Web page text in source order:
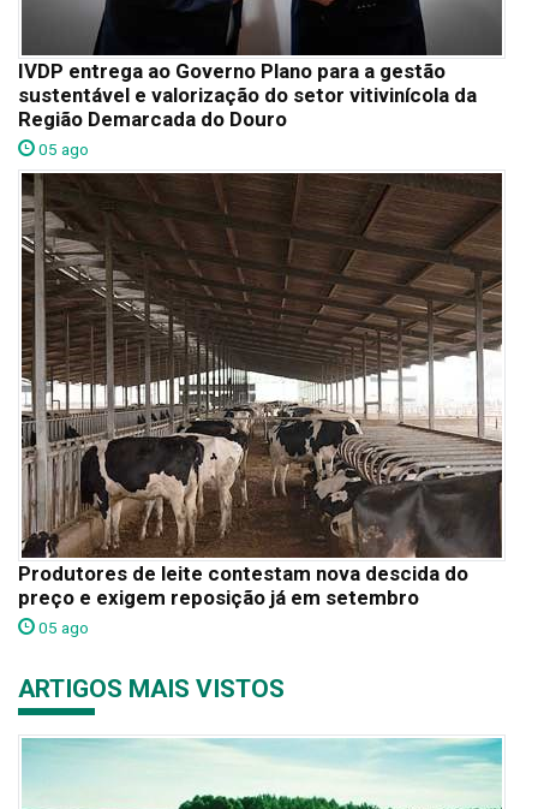
IVDP entrega ao Governo Plano para a gestão
sustentável e valorização do setor vitivinícola da
Região Demarcada do Douro
05 ago
Produtores de leite contestam nova descida do
preço e exigem reposição já em setembro
05 ago
ARTIGOS MAIS VISTOS